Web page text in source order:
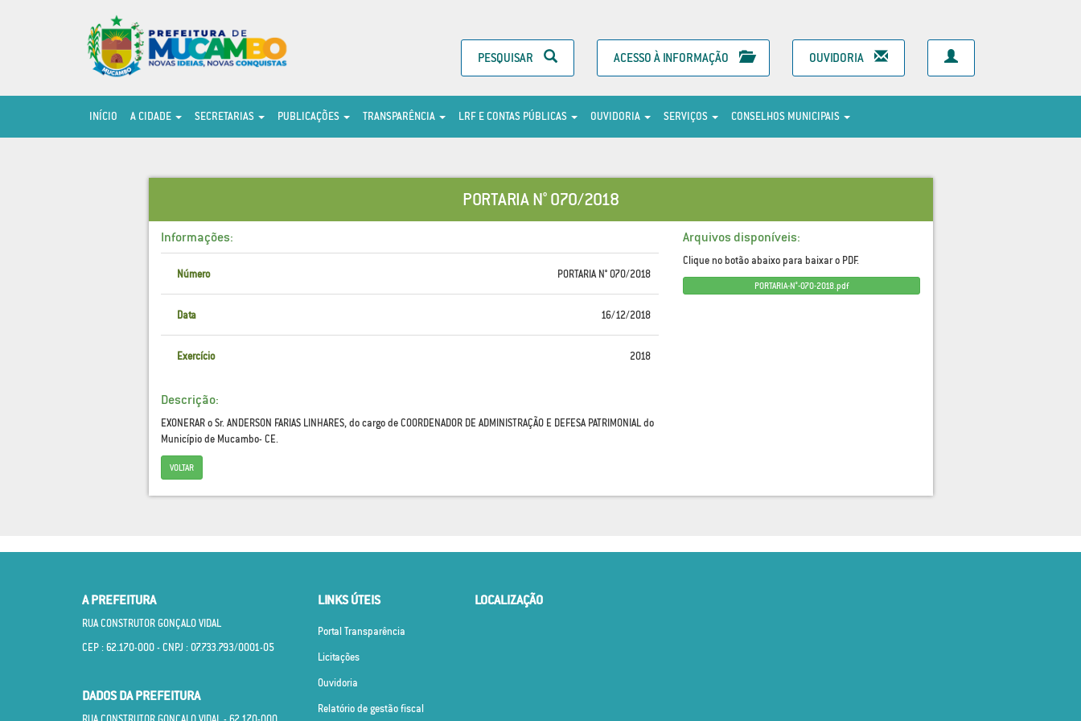
PESQUISAR ACESSO À INFORMAÇÃO OUVIDORIA
INÍCIO A CIDADE SECRETARIAS PUBLICAÇÕES TRANSPARÊNCIA LRF E CONTAS PÚBLICAS OUVIDORIA SERVIÇOS CONSELHOS MUNICIPAIS
PORTARIA N° 070/2018
Informações:
Número PORTARIA N° 070/2018
Data 16/12/2018
Exercício 2018
Descrição:
EXONERAR o Sr. ANDERSON FARIAS LINHARES, do cargo de COORDENADOR DE ADMINISTRAÇÃO E DEFESA PATRIMONIAL do
Município de Mucambo- CE.
VOLTAR
Arquivos disponíveis:
Clique no botão abaixo para baixar o PDF.
PORTARIA-N°-070-2018.pdf
A PREFEITURA
RUA CONSTRUTOR GONÇALO VIDAL
CEP : 62.170­-000 - CNPJ : 07.733.793/0001­-05
DADOS DA PREFEITURA
LINKS ÚTEIS
Portal Transparência
Licitações
Ouvidoria
Relatório de gestão fiscal
LOCALIZAÇÃO